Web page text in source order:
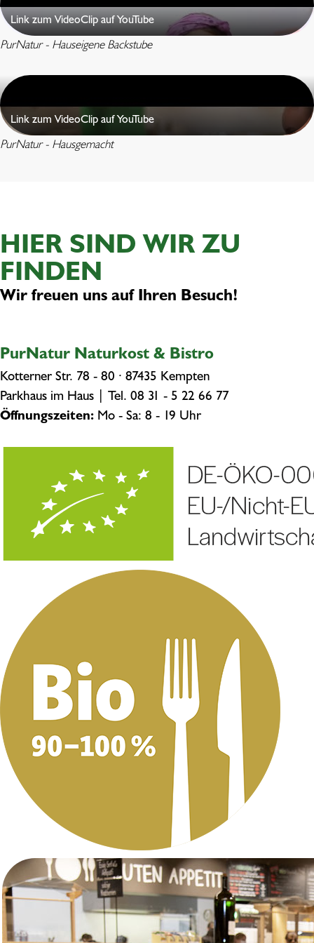
Link zum VideoClip auf YouTube
PurNatur - Hauseigene Backstube
Link zum VideoClip auf YouTube
PurNatur - Hausgemacht
HIER SIND WIR ZU
FINDEN
Wir freuen uns auf Ihren Besuch!
PurNatur Naturkost & Bistro
Kotterner Str. 78 - 80 · 87435 Kempten
Parkhaus im Haus | Tel. 08 31 - 5 22 66 77
Öffnungszeiten: Mo - Sa: 8 - 19 Uhr